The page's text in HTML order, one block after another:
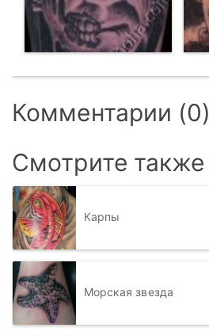
Комментарии (0)
Смотрите также
Карпы
Морская звезда